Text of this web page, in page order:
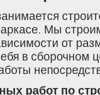
Мы
от
в сборочном
работ по